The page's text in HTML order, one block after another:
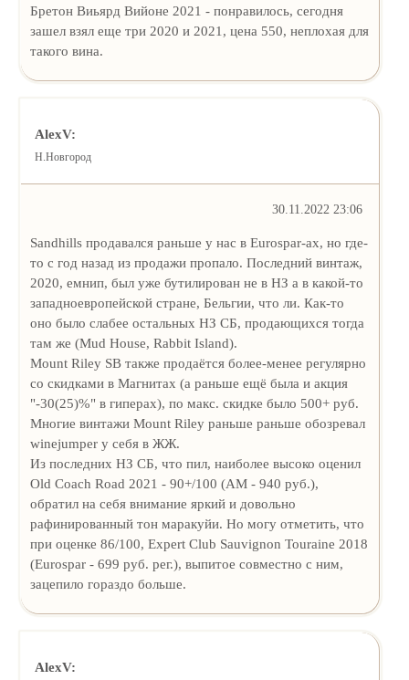
Бретон Виьярд Вийоне 2021 - понравилось, сегодня
зашел взял еще три 2020 и 2021, цена 550, неплохая для
такого вина.
AlexV:
Н.Новгород
30.11.2022 23:06
Sandhills продавался раньше у нас в Eurospar-ах, но где-
то с год назад из продажи пропало. Последний винтаж,
2020, емнип, был уже бутилирован не в НЗ а в какой-то
западноевропейской стране, Бельгии, что ли. Как-то
оно было слабее остальных НЗ СБ, продающихся тогда
там же (Mud House, Rabbit Island).
Mount Riley SB также продаётся более-менее регулярно
со скидками в Магнитах (а раньше ещё была и акция
"-30(25)%" в гиперах), по макс. скидке было 500+ руб.
Многие винтажи Mount Riley раньше раньше обозревал
winejumper у себя в ЖЖ.
Из последних НЗ СБ, что пил, наиболее высоко оценил
Old Coach Road 2021 - 90+/100 (АМ - 940 руб.),
обратил на себя внимание яркий и довольно
рафинированный тон маракуйи. Но могу отметить, что
при оценке 86/100, Expert Club Sauvignon Touraine 2018
(Eurospar - 699 руб. рег.), выпитое совместно с ним,
зацепило гораздо больше.
AlexV: